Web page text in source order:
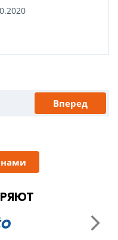
Вперед
нами